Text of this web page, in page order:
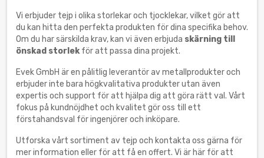
Vi erbjuder tejp i olika storlekar och tjocklekar, vilket gör att
du kan hitta den perfekta produkten för dina specifika behov.
Om du har särskilda krav, kan vi även erbjuda skärning till
önskad storlekför att passa dina projekt.
Evek GmbH är en pålitlig leverantör av metallprodukter och
erbjuder inte bara högkvalitativa produkter utan även
expertis och support för att hjälpa dig att göra rätt val. Vårt
fokus på kundnöjdhet och kvalitet gör oss till ett
förstahandsval för ingenjörer och inköpare.
Utforska vårt sortiment av tejp och kontakta oss gärna för
mer information eller för att få en offert. Vi är här för att